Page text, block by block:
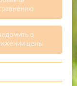
о
цены